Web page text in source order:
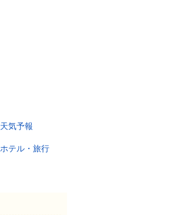
天気予報
ホテル・旅行